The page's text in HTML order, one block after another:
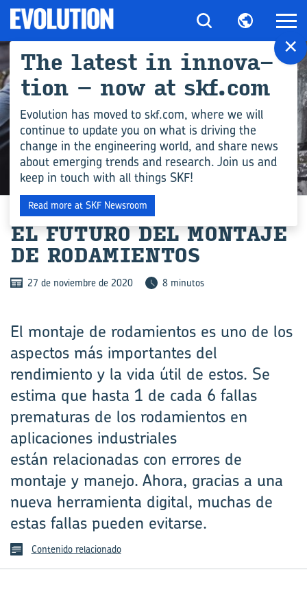
ENGINEERING COMPETENCE
EL FU­TU­RO DEL MON­TA­JE
DE RO­DA­MIEN­TOS
27 de noviembre de 2020 8 minutos
El montaje de rodamientos es uno de los
aspectos más importantes del
rendimiento y la vida útil de estos. Se
estima que hasta 1 de cada 6 fallas
prematuras de los rodamientos en
aplicaciones industriales
están relacionadas con errores de
montaje y manejo. Ahora, gracias a una
nueva herramienta digital, muchas de
estas fallas pueden evitarse.
Contenido relacionado
×
The la­test in in­no­va­
tion – now at skf.com
Evolution has moved to skf.com, where we will
continue to update you on what is driving the
change in the engineering world, and share news
about emerging trends and research. Join us and
keep in touch with all things SKF!
Read more at SKF Newsroom